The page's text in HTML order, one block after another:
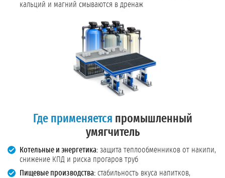
кальций и магний смываются в дренаж
Где применяется промышленный
умягчитель
Котельные и энергетика: защита теплообменников от накипи,
снижение КПД и риска прогаров труб
Пищевые производства: стабильность вкуса напитков,